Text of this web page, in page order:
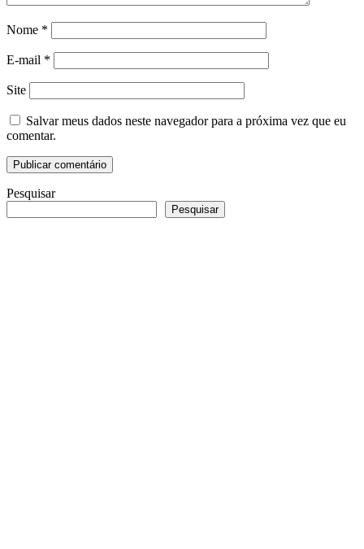
Nome *
E-mail *
Site
Salvar meus dados neste navegador para a próxima vez que eu
comentar.
Pesquisar
Pesquisar